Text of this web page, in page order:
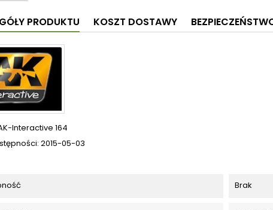
PRODUKTU KOSZT DOSTAWY
Interactive 164
2015-05-03
Brak